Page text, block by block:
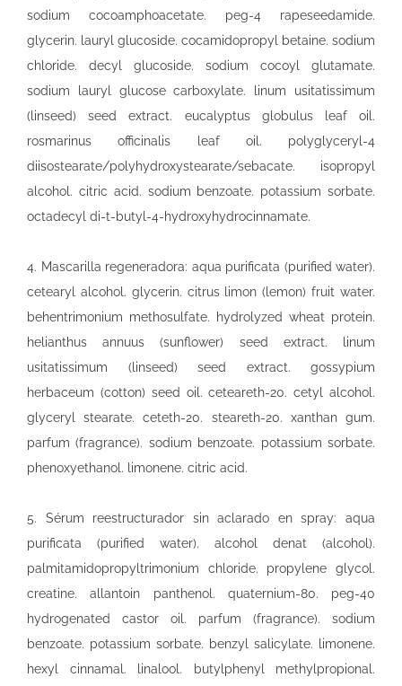
sodium cocoamphoacetate. peg-4 rapeseedamide.
glycerin. lauryl glucoside. cocamidopropyl betaine. sodium
chloride. decyl glucoside. sodium cocoyl glutamate.
sodium lauryl glucose carboxylate. linum usitatissimum
(linseed) seed extract. eucalyptus globulus leaf oil.
rosmarinus officinalis leaf oil. polyglyceryl-4
diisostearate/polyhydroxystearate/sebacate. isopropyl
alcohol. citric acid. sodium benzoate. potassium sorbate.
octadecyl di-t-butyl-4-hydroxyhydrocinnamate.
4. Mascarilla regeneradora: aqua purificata (purified water).
cetearyl alcohol. glycerin. citrus limon (lemon) fruit water.
behentrimonium methosulfate. hydrolyzed wheat protein.
helianthus annuus (sunflower) seed extract. linum
usitatissimum (linseed) seed extract. gossypium
herbaceum (cotton) seed oil. ceteareth-20. cetyl alcohol.
glyceryl stearate. ceteth-20. steareth-20. xanthan gum.
parfum (fragrance). sodium benzoate. potassium sorbate.
phenoxyethanol. limonene. citric acid.
5. Sérum reestructurador sin aclarado en spray: aqua
purificata (purified water). alcohol denat (alcohol).
palmitamidopropyltrimonium chloride. propylene glycol.
creatine. allantoin panthenol. quaternium-80. peg-40
hydrogenated castor oil. parfum (fragrance). sodium
benzoate. potassium sorbate. benzyl salicylate. limonene.
hexyl cinnamal. linalool. butylphenyl methylpropional.